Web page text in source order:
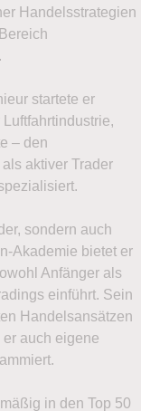
Handelsstrategien
startete er
– den
aktiver Trader
sondern auch
Akademie bietet er
Anfänger als
einführt. Sein
Handelsansätzen
auch eigene
in den Top 50